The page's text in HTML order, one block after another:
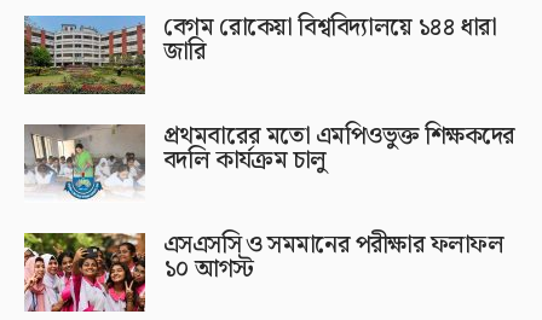
বেগম রোকেয়া বিশ্ববিদ্যালয়ে ১৪৪ ধারা
জারি
প্রথমবারের মতো এমপিওভুক্ত শিক্ষকদের
বদলি কার্যক্রম চালু
এসএসসি ও সমমানের পরীক্ষার ফলাফল
১০ আগস্ট